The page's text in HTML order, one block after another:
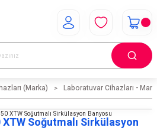
(Marka) Laboratuvar Cihazları -
Soğutmalı Sirkülasyon